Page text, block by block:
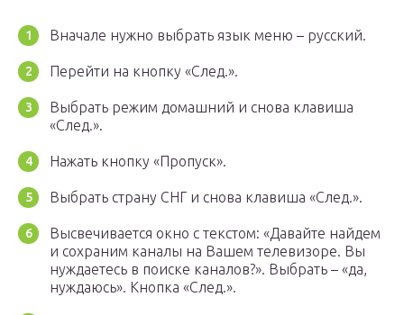
Вначале нужно выбрать язык меню – русский.
Перейти на кнопку «След.».
Выбрать режим домашний и снова клавиша
«След.».
Нажать кнопку «Пропуск».
Выбрать страну СНГ и снова клавиша «След.».
Высвечивается окно с текстом: «Давайте найдем
и сохраним каналы на Вашем телевизоре. Вы
нуждаетесь в поиске каналов?». Выбрать – «да,
нуждаюсь». Кнопка «След.».